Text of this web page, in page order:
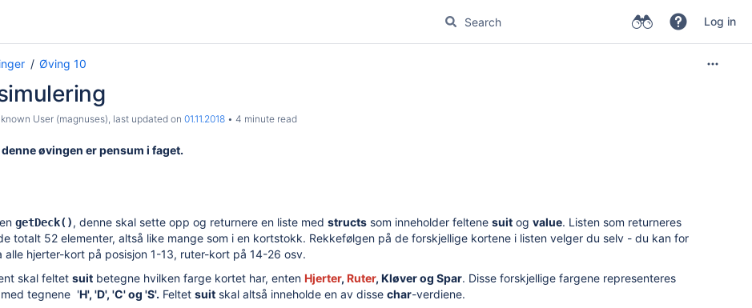
Log in
Øving 10
User (magnuses), last updated on 01.11.2018 4 minute read
øvingen er pensum i faget.
getDeck(), denne skal sette opp og returnere en liste med structs som inneholder feltene suit og value. Listen som returneres
totalt 52 elementer, altså like mange som i en kortstokk. Rekkefølgen på de forskjellige kortene i listen velger du selv - du kan for
alle hjerter-kort på posisjon 1-13, ruter-kort på 14-26 osv.
skal feltet suit betegne hvilken farge kortet har, enten Hjerter, Ruter, Kløverog Spar. Disse forskjellige fargene representeres
tegnene 'H', 'D', 'C' og 'S'. Feltet suit skal altså inneholde en av disse char-verdiene.